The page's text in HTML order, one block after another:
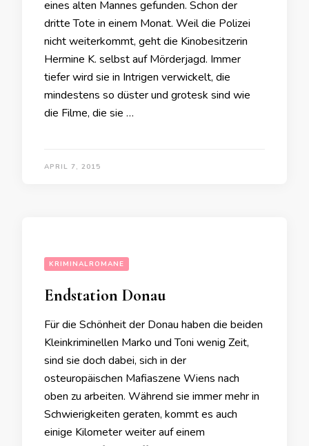
eines alten Mannes gefunden. Schon der
dritte Tote in einem Monat. Weil die Polizei
nicht weiterkommt, geht die Kinobesitzerin
Hermine K. selbst auf Mörderjagd. Immer
tiefer wird sie in Intrigen verwickelt, die
mindestens so düster und grotesk sind wie
die Filme, die sie …
APRIL 7, 2015
KRIMINALROMANE
Endstation Donau
Für die Schönheit der Donau haben die beiden
Kleinkriminellen Marko und Toni wenig Zeit,
sind sie doch dabei, sich in der
osteuropäischen Mafiaszene Wiens nach
oben zu arbeiten. Während sie immer mehr in
Schwierigkeiten geraten, kommt es auch
einige Kilometer weiter auf einem